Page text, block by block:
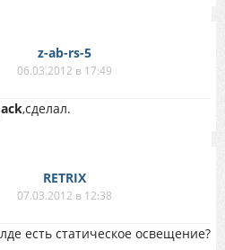
z-ab-rs-5
06.03.2012 в 17:49
,сделал.
RETRIX
07.03.2012 в 12:38
есть статическое освещение?